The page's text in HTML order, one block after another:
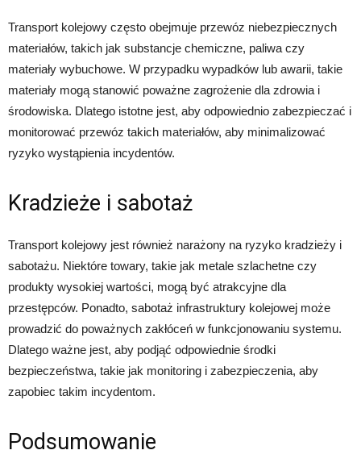
Transport kolejowy często obejmuje przewóz niebezpiecznych
materiałów, takich jak substancje chemiczne, paliwa czy
materiały wybuchowe. W przypadku wypadków lub awarii, takie
materiały mogą stanowić poważne zagrożenie dla zdrowia i
środowiska. Dlatego istotne jest, aby odpowiednio zabezpieczać i
monitorować przewóz takich materiałów, aby minimalizować
ryzyko wystąpienia incydentów.
Kradzieże i sabotaż
Transport kolejowy jest również narażony na ryzyko kradzieży i
sabotażu. Niektóre towary, takie jak metale szlachetne czy
produkty wysokiej wartości, mogą być atrakcyjne dla
przestępców. Ponadto, sabotaż infrastruktury kolejowej może
prowadzić do poważnych zakłóceń w funkcjonowaniu systemu.
Dlatego ważne jest, aby podjąć odpowiednie środki
bezpieczeństwa, takie jak monitoring i zabezpieczenia, aby
zapobiec takim incydentom.
Podsumowanie